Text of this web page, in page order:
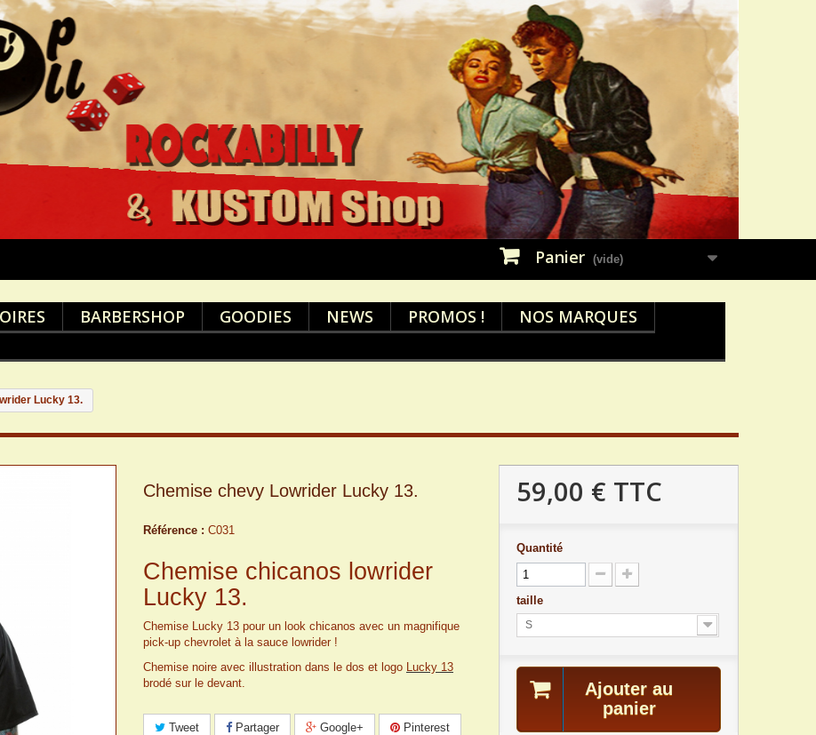
Panier (vide)
BARBERSHOP GOODIES NEWS PROMOS !
NOS MARQUES
Lucky 13.
Chemise chevy Lowrider Lucky 13.
Référence : C031
Chemise chicanos lowrider
Lucky 13.
Chemise Lucky 13 pour un look chicanos avec un magnifique
pick-up chevrolet à la sauce lowrider !
Chemise noire avec illustration dans le dos et logo Lucky 13
brodé sur le devant.
Tweet Partager Google+ Pinterest
59,00 € TTC
Quantité
taille
S
Ajouter au
panier